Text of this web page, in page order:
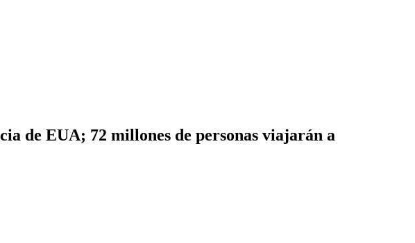
de EUA; 72 millones de personas viajarán a